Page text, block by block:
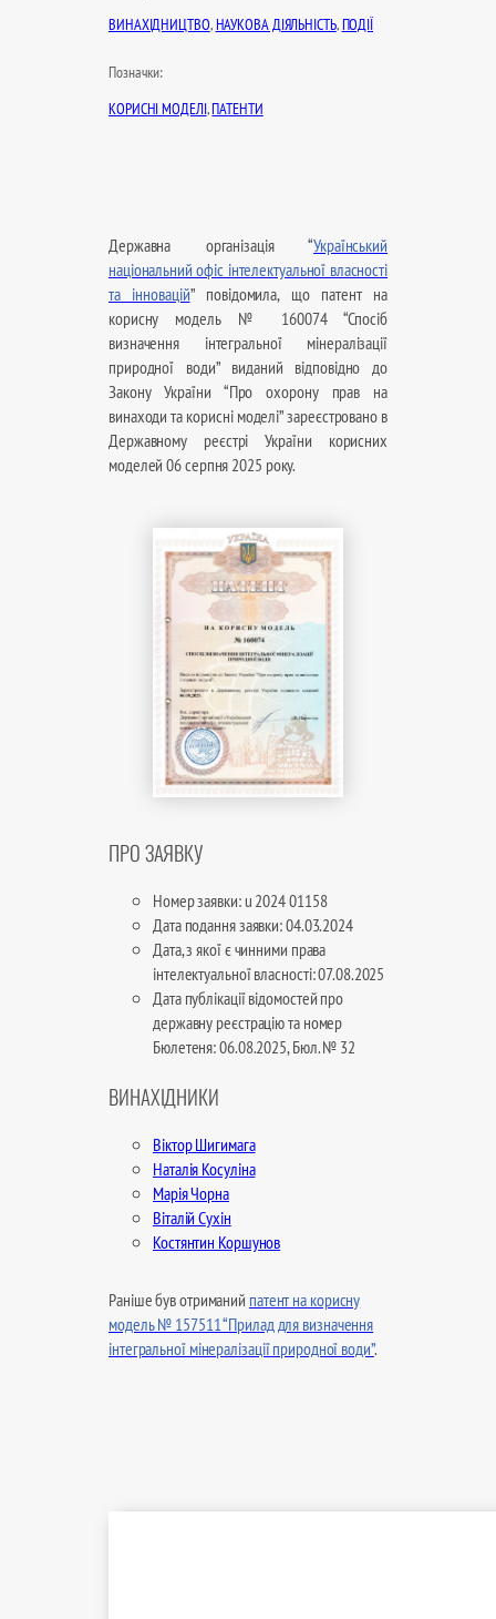
ВИНАХІДНИЦТВО, НАУКОВА ДІЯЛЬНІСТЬ, ПОДІЇ
Позначки:
КОРИСНІ МОДЕЛІ, ПАТЕНТИ
Державна організація “Український
національний офіс інтелектуальної власності
та інновацій” повідомила, що патент на
корисну модель № 160074 “Спосіб
визначення інтегральної мінералізації
природної води” виданий відповідно до
Закону України “Про охорону прав на
винаходи та корисні моделі” зареєстровано в
Державному реєстрі України корисних
моделей 06 серпня 2025 року.
ПРО ЗАЯВКУ
Номер заявки: u 2024 01158
Дата подання заявки: 04.03.2024
Дата, з якої є чинними права
інтелектуальної власності: 07.08.2025
Дата публікації відомостей про
державну реєстрацію та номер
Бюлетеня: 06.08.2025, Бюл. № 32
ВИНАХІДНИКИ
Віктор Шигимага
Наталія Косуліна
Марія Чорна
Віталій Сухін
Костянтин Коршунов
Раніше був отриманий патент на корисну
модель № 157511 “Прилад для визначення
інтегральної мінералізації природної води”.